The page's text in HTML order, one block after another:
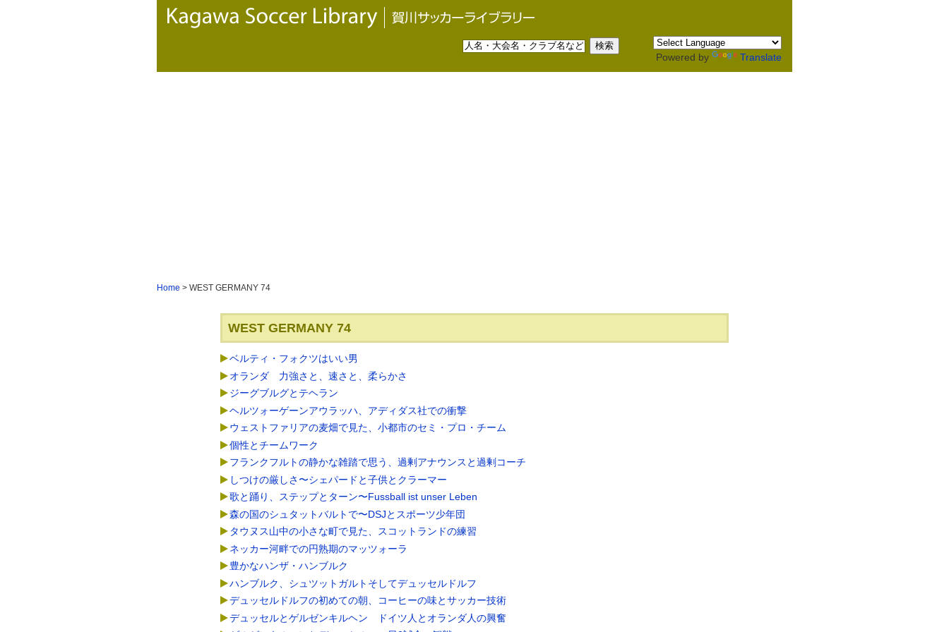
Powered by Translate
Home > WEST GERMANY 74
WEST GERMANY 74
ベルティ・フォクツはいい男
オランダ 力強さと、速さと、柔らかさ
ジーグブルグとテヘラン
ヘルツォーゲーンアウラッハ、アディダス社での衝撃
ウェストファリアの麦畑で見た、小都市のセミ・プロ・チーム
個性とチームワーク
フランクフルトの静かな雑踏で思う、過剰アナウンスと過剰コーチ
しつけの厳しさ〜シェパードと子供とクラーマー
歌と踊り、ステップとターン〜Fussball ist unser Leben
森の国のシュタットバルトで〜DSJとスポーツ少年団
タウヌス山中の小さな町で見た、スコットランドの練習
ネッカー河畔での円熟期のマッツォーラ
豊かなハンザ・ハンブルク
ハンブルク、シュツットガルトそしてデュッセルドルフ
デュッセルドルフの初めての朝、コーヒーの味とサッカー技術
デュッセルとゲルゼンキルヘン ドイツ人とオランダ人の興奮